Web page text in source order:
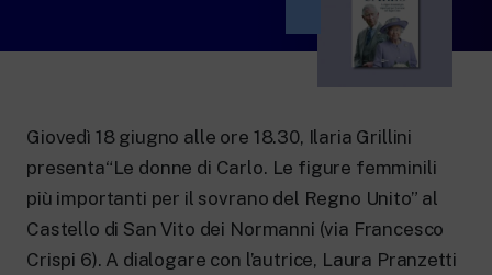
Lo spazio sicuro ricco di cartoni animati
New 24 ore su 24: attualità, ultime notizie
e aggiornamenti.
RaiNews
Le redazioni regionali di RaiNews.
Rai TgR
Giovedì 18 giugno alle ore 18.30, Ilaria Grillini
presenta“Le donne di Carlo. Le figure femminili
più importanti per il sovrano del Regno Unito” al
Castello di San Vito dei Normanni (via Francesco
Crispi 6). A dialogare con l’autrice, Laura Pranzetti